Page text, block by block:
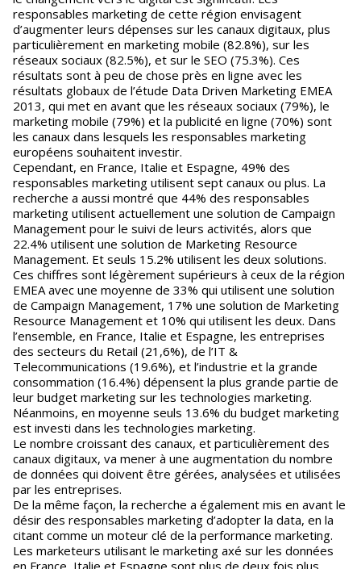
responsables marketing de cette région envisagent
d’augmenter leurs dépenses sur les canaux digitaux, plus
particulièrement en marketing mobile (82.8%), sur les
réseaux sociaux (82.5%), et sur le SEO (75.3%). Ces
résultats sont à peu de chose près en ligne avec les
résultats globaux de l’étude Data Driven Marketing EMEA
2013, qui met en avant que les réseaux sociaux (79%), le
marketing mobile (79%) et la publicité en ligne (70%) sont
les canaux dans lesquels les responsables marketing
européens souhaitent investir.
Cependant, en France, Italie et Espagne, 49% des
responsables marketing utilisent sept canaux ou plus. La
recherche a aussi montré que 44% des responsables
marketing utilisent actuellement une solution de Campaign
Management pour le suivi de leurs activités, alors que
22.4% utilisent une solution de Marketing Resource
Management. Et seuls 15.2% utilisent les deux solutions.
Ces chiffres sont légèrement supérieurs à ceux de la région
EMEA avec une moyenne de 33% qui utilisent une solution
de Campaign Management, 17% une solution de Marketing
Resource Management et 10% qui utilisent les deux. Dans
l’ensemble, en France, Italie et Espagne, les entreprises
des secteurs du Retail (21,6%), de l’IT &
Telecommunications (19.6%), et l’industrie et la grande
consommation (16.4%) dépensent la plus grande partie de
leur budget marketing sur les technologies marketing.
Néanmoins, en moyenne seuls 13.6% du budget marketing
est investi dans les technologies marketing.
Le nombre croissant des canaux, et particulièrement des
canaux digitaux, va mener à une augmentation du nombre
de données qui doivent être gérées, analysées et utilisées
par les entreprises.
De la même façon, la recherche a également mis en avant le
désir des responsables marketing d’adopter la data, en la
citant comme un moteur clé de la performance marketing.
Les marketeurs utilisant le marketing axé sur les données
en France, Italie et Espagne sont plus de deux fois plus